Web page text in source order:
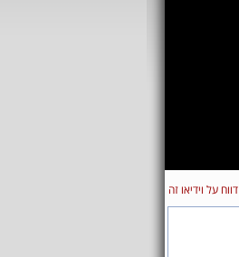
דווח על וידיאו זה